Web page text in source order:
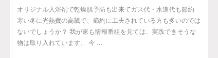
オリジナル入浴剤で乾燥肌予防も出来てガス代・水道代も節約
寒い冬に光熱費の高騰で、節約に工夫されている方も多いのでは
ないでしょうか？ 我が家も情報番組を見ては、実践できそうな
物は取り入れています。 今 ...